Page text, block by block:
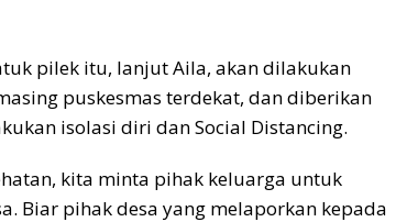
pilek itu, lanjut Aila, akan dilakukan
puskesmas terdekat, dan diberikan
isolasi diri dan Social Distancing.
kita minta pihak keluarga untuk
Biar pihak desa yang melaporkan kepada